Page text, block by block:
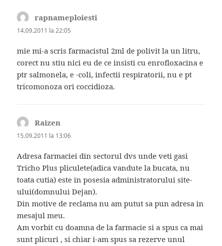
rapnameploiesti
14.09.2011 la 22:05
mie mi-a scris farmacistul 2ml de polivit la un litru,
corect nu stiu nici eu de ce insisti cu enrofloxacina e
ptr salmonela, e -coli, infectii respiratorii, nu e pt
tricomonoza ori coccidioza.
Raizen
15.09.2011 la 13:06
Adresa farmaciei din sectorul dvs unde veti gasi
Tricho Plus pliculete(adica vandute la bucata, nu
toata cutia) este in posesia administratorului site-
ului(domnului Dejan).
Din motive de reclama nu am putut sa pun adresa in
mesajul meu.
Am vorbit cu doamna de la farmacie si a spus ca mai
sunt plicuri , si chiar i-am spus sa rezerve unul